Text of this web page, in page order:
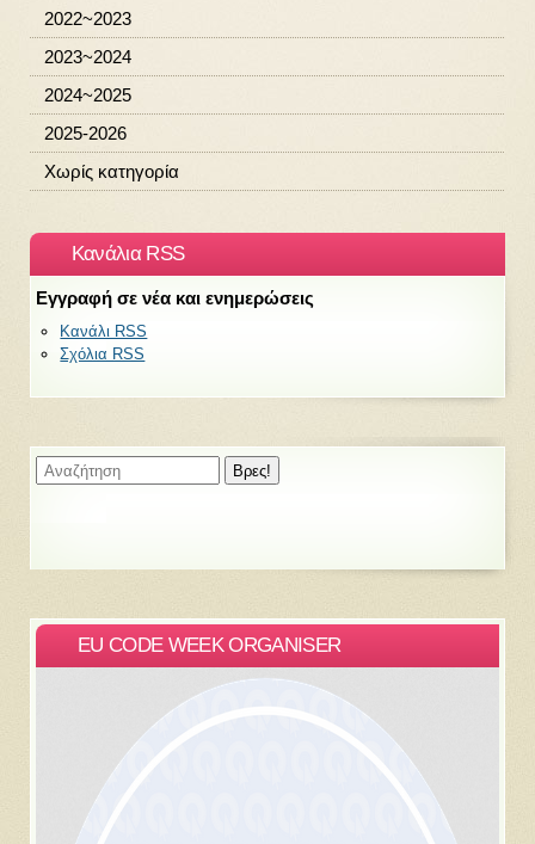
2022~2023
2023~2024
2024~2025
2025-2026
Χωρίς κατηγορία
Κανάλια RSS
Εγγραφή σε νέα και ενημερώσεις
Κανάλι RSS
Σχόλια RSS
EU CODE WEEK ORGANISER